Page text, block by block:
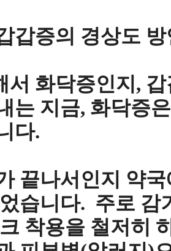
갑증의 경상도
서 화닥증인지,
는 지금, 화닥증
다.
끝나서인지 약
습니다. 주로 감
착용을 철저히